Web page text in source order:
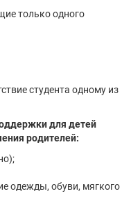
только одного
студента одному из
для детей
родителей:
одежды, обуви, мягкого